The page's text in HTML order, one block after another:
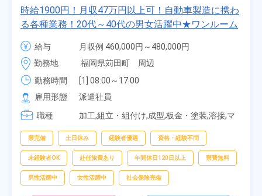
時給1900円！月収47万円以上可！自動車製造に携わ
る各種業務！20代～40代の男女活躍中★ワンルーム
寮無料！マイカー通勤OK！無料駐車場あり！赴任旅
費会社負担！社員食堂あり！日払いあり！土日休
み！特別賞与90万円支給！《福岡県京都郡苅田町》
給与
月収例 460,000円～480,000円
時給 1,900円～1,900円
勤務地
福岡県苅田町　周辺
勤務時間
[1] 08:00～17:00
[2] 20:00～05:00
[3] 06:30～15:00
[4] 14:30～23:00
雇用形態
派遣社員
職種
加工,組立・組付け,成型,板金・塗装,溶接,マ
査,物流・配送
寮完備 土日休み 経験者優遇 資格・経験不問
未経験者OK 赴任旅費あり 年間休日120日以上 寮費無料
男性活躍中 女性活躍中 社会保険完備